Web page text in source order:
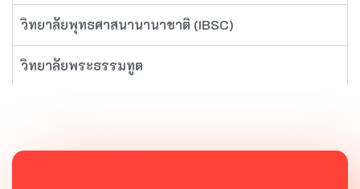
วิทยาลัยพุทธศาสนานานาชาติ (IBSC)
วิทยาลัยพระธรรมทูต